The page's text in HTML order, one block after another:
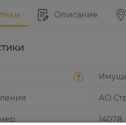
Описание
АО
14078